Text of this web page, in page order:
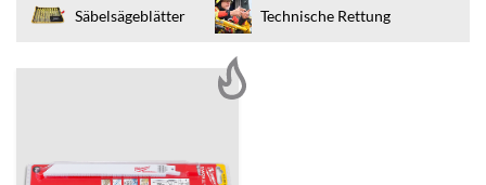
Säbelsägeblätter Technische Rettung